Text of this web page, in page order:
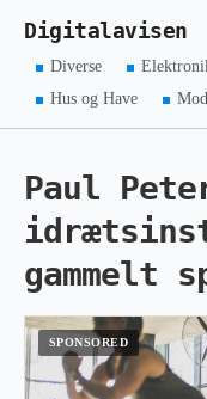
Digitalavisen
Diverse
Hus og Have
Paul
gammelt